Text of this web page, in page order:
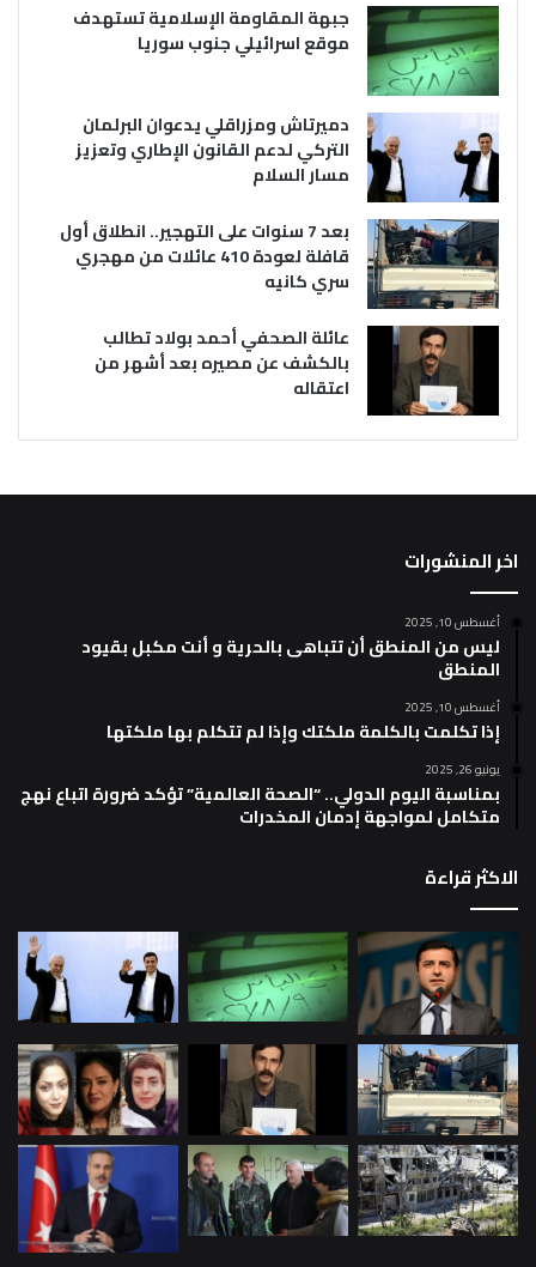
جبهة المقاومة الإسلامية تستهدف
موقع اسرائيلي جنوب سوريا
دميرتاش ومزراقلي يدعوان البرلمان
التركي لدعم القانون الإطاري وتعزيز
مسار السلام
بعد 7 سنوات على التهجير.. انطلاق أول
قافلة لعودة 410 عائلات من مهجري
سري كانيه
عائلة الصحفي أحمد بولاد تطالب
بالكشف عن مصيره بعد أشهر من
اعتقاله
اخر المنشورات
أغسطس 10, 2025
ليس من المنطق أن تتباهى بالحرية و أنت مكبل بقيود
المنطق
أغسطس 10, 2025
إذا تكلمت بالكلمة ملكتك وإذا لم تتكلم بها ملكتها
يونيو 26, 2025
بمناسبة اليوم الدولي.. “الصحة العالمية” تؤكد ضرورة اتباع نهج
متكامل لمواجهة إدمان المخدرات
الاكثر قراءة